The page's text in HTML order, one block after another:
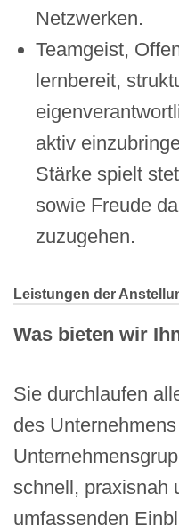
Netzwerken.
Teamgeist,
lernbereit,
aktiv
Stärke spielt
sowie Freude
zuzugehen.
Leistungen der
Was bieten wir
Sie durchlaufen
des
schnell, praxisnah
umfassenden